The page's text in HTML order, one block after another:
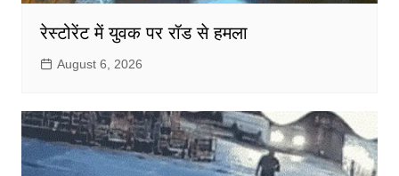
रेस्टोरेंट में युवक पर रॉड से हमला
August 6, 2026